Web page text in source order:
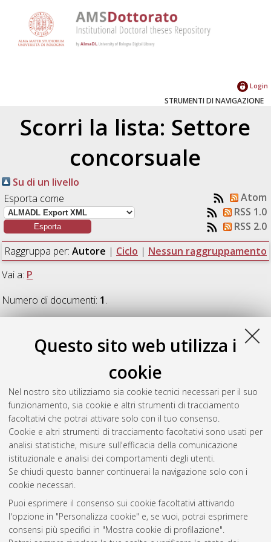
Questo sito web utilizza i
cookie
Nel nostro sito utilizziamo sia cookie tecnici necessari per il suo
funzionamento, sia cookie e altri strumenti di tracciamento
facoltativi che potrai attivare solo con il tuo consenso.
Cookie e altri strumenti di tracciamento facoltativi sono usati per
analisi statistiche, misure sull'efficacia della comunicazione
istituzionale e analisi dei comportamenti degli utenti.
Se chiudi questo banner continuerai la navigazione solo con i
cookie necessari.
Puoi esprimere il consenso sui cookie facoltativi attivando
l'opzione in "Personalizza cookie" e, se vuoi, potrai esprimere
consensi più specifici in "Mostra cookie di profilazione".
Login
STRUMENTI DI NAVIGAZIONE
Scorri la lista: Settore
concorsuale
Su di un livello
Esporta come
Atom
RSS 1.0
RSS 2.0
Raggruppa per: Autore | Ciclo | Nessun raggruppamento
Vai a: P
Numero di documenti: 1.
(2014)Essays in structural heuristics
[Dissertation thesis], Alma Mater Studiorum Università di
Bologna. Dottorato di ricerca inScience, cognition and
technology, 26 Ciclo. DOI 10.6092/unibo/amsdottorato/6284.
Questa lista e' stata generata il Thu Aug 6 20:36:11 2026
Atom
Rss 1.0
Rss 2.0